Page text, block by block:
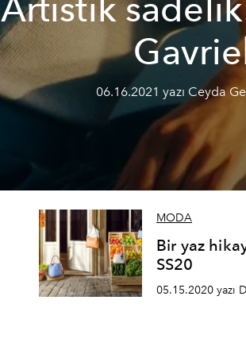
Artistik
06.16.2021 yazı Ceyda
MODA
Bir yaz
SS20
05.15.2020 yazı